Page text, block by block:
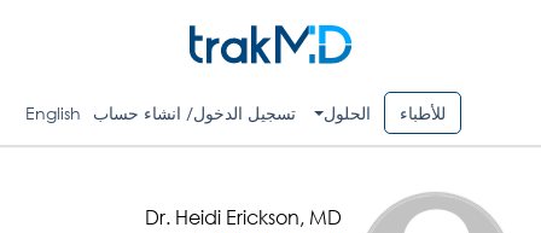
للأطباء الحلول تسجيل الدخول/ انشاء حساب English
Dr. Heidi Erickson, MD